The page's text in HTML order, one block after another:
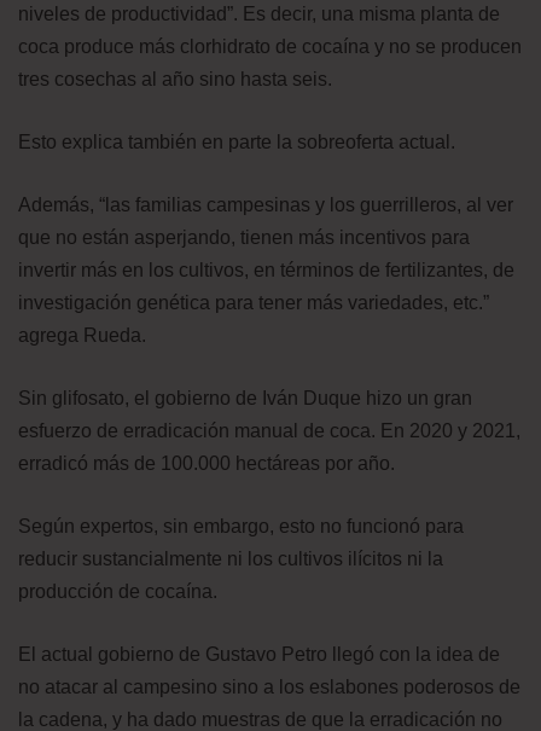
niveles de productividad”. Es decir, una misma planta de
coca produce más clorhidrato de cocaína y no se producen
tres cosechas al año sino hasta seis.
Esto explica también en parte la sobreoferta actual.
Además, “las familias campesinas y los guerrilleros, al ver
que no están asperjando, tienen más incentivos para
invertir más en los cultivos, en términos de fertilizantes, de
investigación genética para tener más variedades, etc.”
agrega Rueda.
Sin glifosato, el gobierno de Iván Duque hizo un gran
esfuerzo de erradicación manual de coca. En 2020 y 2021,
erradicó más de 100.000 hectáreas por año.
Según expertos, sin embargo, esto no funcionó para
reducir sustancialmente ni los cultivos ilícitos ni la
producción de cocaína.
El actual gobierno de Gustavo Petro llegó con la idea de
no atacar al campesino sino a los eslabones poderosos de
la cadena, y ha dado muestras de que la erradicación no